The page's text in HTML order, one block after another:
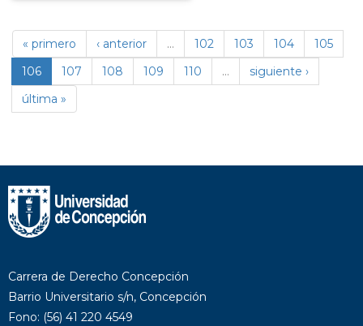
« primero ‹ anterior … 102 103 104
105
106
107 108 109 110 …
siguiente ›
última »
Carrera de Derecho Concepción
Barrio Universitario s/n, Concepción
Fono: (56) 41 220 4549